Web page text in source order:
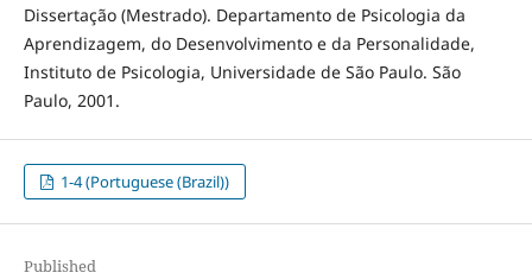
Dissertação (Mestrado). Departamento de Psicologia da
Aprendizagem, do Desenvolvimento e da Personalidade,
Instituto de Psicologia, Universidade de São Paulo. São
Paulo, 2001.
1-4 (Portuguese (Brazil))
Published